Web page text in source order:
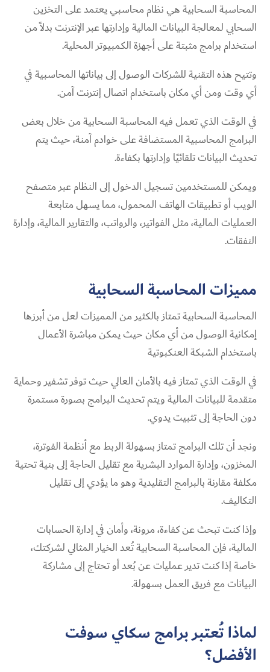
المحاسبة السحابية هي نظام محاسبي يعتمد على التخزين
السحابي لمعالجة البيانات المالية وإدارتها عبر الإنترنت بدلاً من
استخدام برامج مثبتة على أجهزة الكمبيوتر المحلية.
وتتيح هذه التقنية للشركات الوصول إلى بياناتها المحاسبية في
أي وقت ومن أي مكان باستخدام اتصال إنترنت آمن.
في الوقت الذي تعمل فيه المحاسبة السحابية من خلال بعض
البرامج المحاسبية المستضافة على خوادم آمنة، حيث يتم
تحديث البيانات تلقائيًا وإدارتها بكفاءة.
ويمكن للمستخدمين تسجيل الدخول إلى النظام عبر متصفح
الويب أو تطبيقات الهاتف المحمول، مما يسهل متابعة
العمليات المالية، مثل الفواتير، والرواتب، والتقارير المالية، وإدارة
النفقات.
مميزات المحاسبة السحابية
المحاسبة السحابية تمتاز بالكثير من المميزات لعل من أبرزها
إمكانية الوصول من أي مكان حيث يمكن مباشرة الأعمال
باستخدام الشبكة العنكبوتية
في الوقت الذي تمتاز فيه بالأمان العالي حيث توفر تشفير وحماية
متقدمة للبيانات المالية ويتم تحديث البرامج بصورة مستمرة
دون الحاجة إلى تثبيت يدوي.
ونجد أن تلك البرامج تمتاز بسهولة الربط مع أنظمة الفوترة،
المخزون، وإدارة الموارد البشرية مع تقليل الحاجة إلى بنية تحتية
مكلفة مقارنة بالبرامج التقليدية وهو ما يؤدي إلى تقليل
التكاليف.
وإذا كنت تبحث عن كفاءة، مرونة، وأمان في إدارة الحسابات
المالية، فإن المحاسبة السحابية تُعد الخيار المثالي لشركتك،
خاصة إذا كنت تدير عمليات عن بُعد أو تحتاج إلى مشاركة
البيانات مع فريق العمل بسهولة.
لماذا تُعتبر برامج سكاي سوفت
الأفضل؟